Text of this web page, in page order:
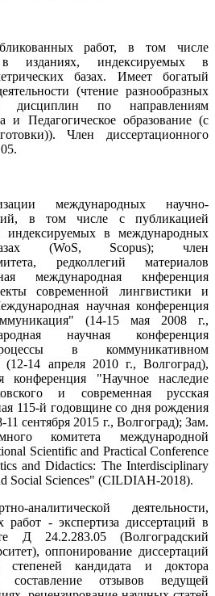
работ, в том числе
изданиях, индексируемых в
базах. Имеет богатый
(чтение разнообразных
дисциплин по направлениям
и Педагогическое образование (с
Член диссертационного
международных научно-
в том числе с публикацией
индексируемых в международных
базах (WoS, Scopus); член
редколлегий материалов
международная кнференция
современной лингвистики и
научная конференция
(14-15 мая 2008 г.,
научная конференция
в коммуникативном
(12-14 апреля 2010 г., Волгоград),
конференция "Научное наследие
и современная русская
115-й годовщине со дня рождения
сентября 2015 г., Волгоград); Зам.
комитета международной
Scientific and Practical Conference
and Didactics: The Interdisciplinary
Social Sciences" (CILDIAH-2018).
аналитической деятельности,
работ - экспертиза диссертаций в
Д 24.2.283.05 (Волгоградский
оппонирование диссертаций
кандидата и доктора
составление отзывов ведущей